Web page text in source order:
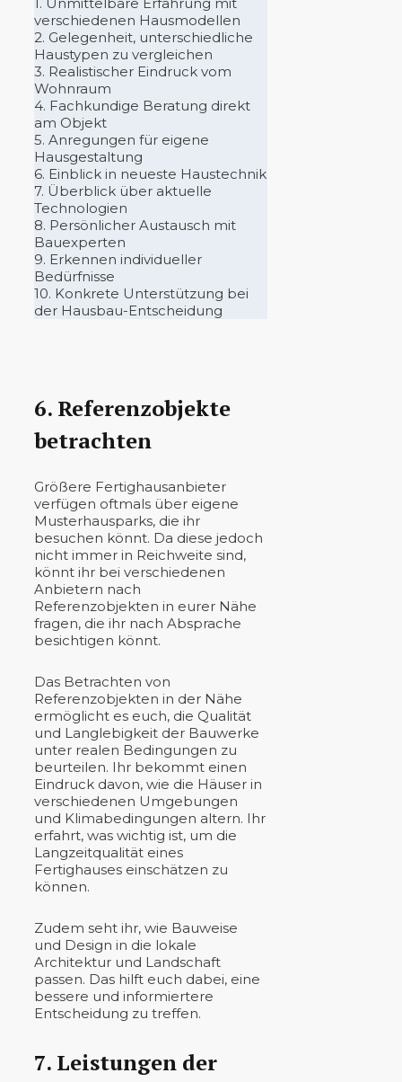
1. Unmittelbare Erfahrung mit
verschiedenen Hausmodellen
2. Gelegenheit, unterschiedliche
Haustypen zu vergleichen
3. Realistischer Eindruck vom
Wohnraum
4. Fachkundige Beratung direkt
am Objekt
5. Anregungen für eigene
Hausgestaltung
6. Einblick in neueste Haustechnik
7. Überblick über aktuelle
Technologien
8. Persönlicher Austausch mit
Bauexperten
9. Erkennen individueller
Bedürfnisse
10. Konkrete Unterstützung bei
der Hausbau-Entscheidung
6. Referenzobjekte
betrachten
Größere Fertighausanbieter
verfügen oftmals über eigene
Musterhausparks, die ihr
besuchen könnt. Da diese jedoch
nicht immer in Reichweite sind,
könnt ihr bei verschiedenen
Anbietern nach
Referenzobjekten in eurer Nähe
fragen, die ihr nach Absprache
besichtigen könnt.
Das Betrachten von
Referenzobjekten in der Nähe
ermöglicht es euch, die Qualität
und Langlebigkeit der Bauwerke
unter realen Bedingungen zu
beurteilen. Ihr bekommt einen
Eindruck davon, wie die Häuser in
verschiedenen Umgebungen
und Klimabedingungen altern. Ihr
erfahrt, was wichtig ist, um die
Langzeitqualität eines
Fertighauses einschätzen zu
können.
Zudem seht ihr, wie Bauweise
und Design in die lokale
Architektur und Landschaft
passen. Das hilft euch dabei, eine
bessere und informiertere
Entscheidung zu treffen.
7. Leistungen der